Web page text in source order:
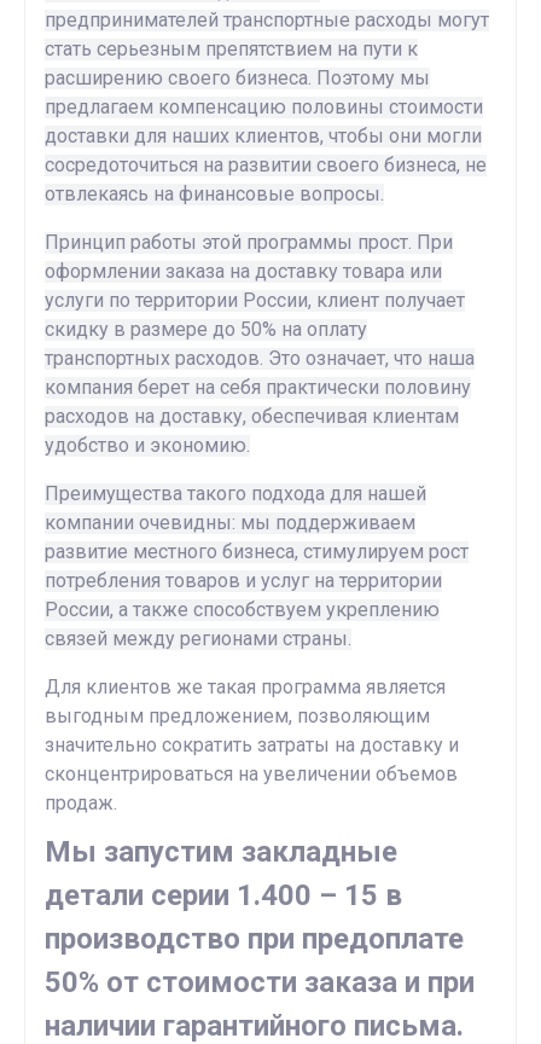
предпринимателей транспортные расходы могут
стать серьезным препятствием на пути к
расширению своего бизнеса. Поэтому мы
предлагаем компенсацию половины стоимости
доставки для наших клиентов, чтобы они могли
сосредоточиться на развитии своего бизнеса, не
отвлекаясь на финансовые вопросы.
Принцип работы этой программы прост. При
оформлении заказа на доставку товара или
услуги по территории России, клиент получает
скидку в размере до 50% на оплату
транспортных расходов. Это означает, что наша
компания берет на себя практически половину
расходов на доставку, обеспечивая клиентам
удобство и экономию.
Преимущества такого подхода для нашей
компании очевидны: мы поддерживаем
развитие местного бизнеса, стимулируем рост
потребления товаров и услуг на территории
России, а также способствуем укреплению
связей между регионами страны.
Для клиентов же такая программа является
выгодным предложением, позволяющим
значительно сократить затраты на доставку и
сконцентрироваться на увеличении объемов
продаж.
Мы запустим закладные
детали серии 1.400 – 15 в
производство при предоплате
50% от стоимости заказа и при
наличии гарантийного письма.